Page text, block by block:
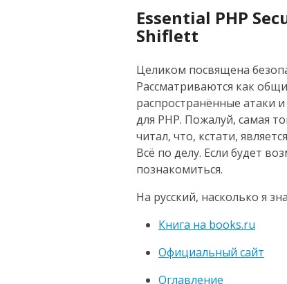
Essential PHP
Shiflett
Целиком посвящена
Рассматриваются как
распространённые атаки
для PHP. Пожалуй, самая
читал, что, кстати,
Всё по делу. Если будет
познакомиться.
На русский, насколько я
Книга на books.ru
Официальный сайт
Оглавление